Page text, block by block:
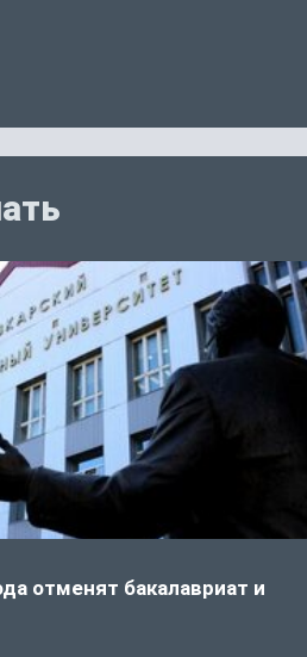
отменят бакалавриат и